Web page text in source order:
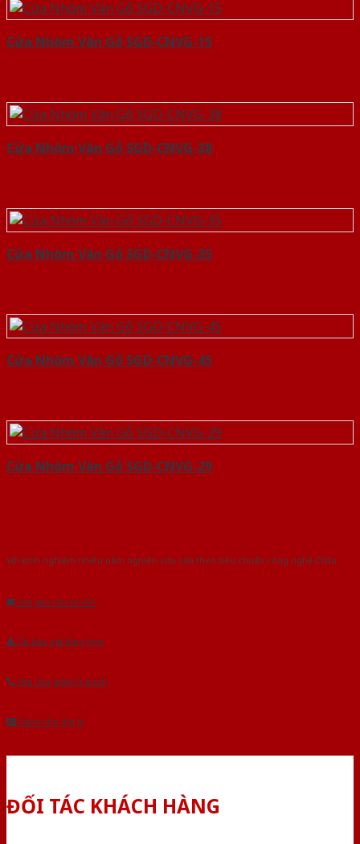
Cửa Nhôm Vân Gỗ SGD-CNVG-15
Cửa Nhôm Vân Gỗ SGD-CNVG-38
Cửa Nhôm Vân Gỗ SGD-CNVG-35
Cửa Nhôm Vân Gỗ SGD-CNVG-45
Cửa Nhôm Vân Gỗ SGD-CNVG-29
Với kinh nghiệm nhiêu năm nghiên cứu cửa theo tiêu chuẩn công nghệ Châu
Gửi yêu cầu tư vấn
Tải báo giá tổng hợp
Yêu cầu gọi lại (3 phút)
Dành cho đại lý
ĐỐI TÁC KHÁCH HÀNG